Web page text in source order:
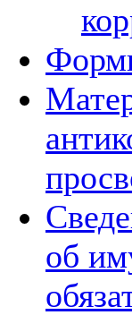
об